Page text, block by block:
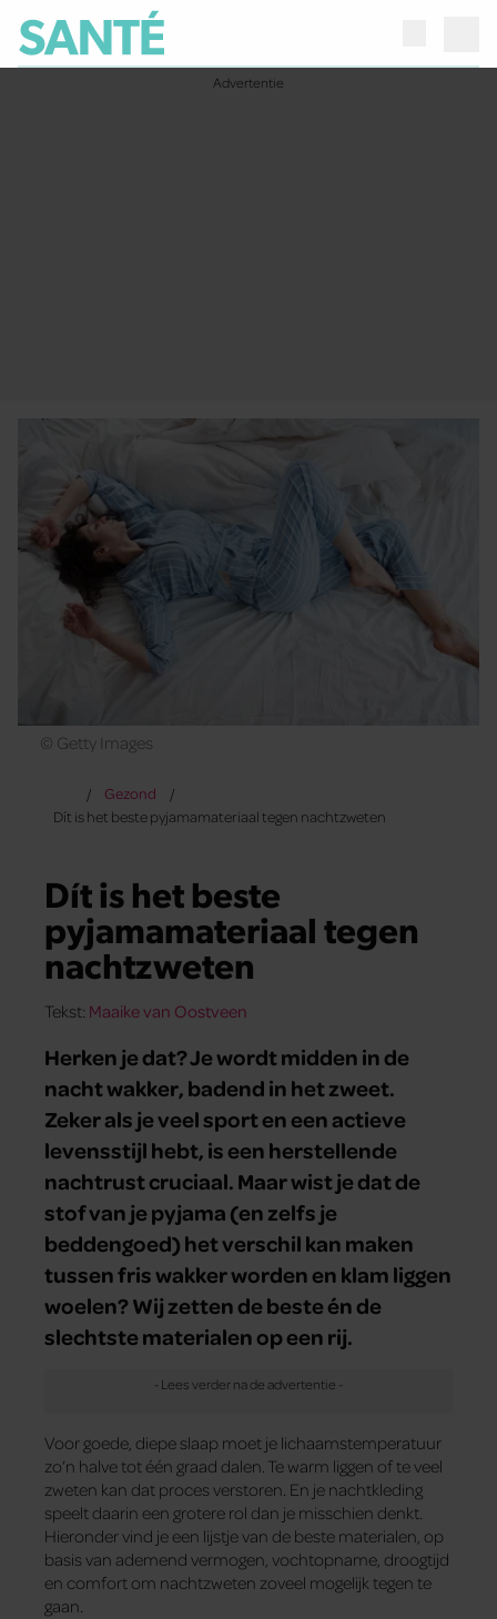
© Getty Images
Gezond
Dít is het beste pyjamamateriaal tegen nachtzweten
Dít is het beste
pyjamamateriaal tegen
nachtzweten
Tekst: Maaike van Oostveen
Herken je dat? Je wordt midden in de
nacht wakker, badend in het zweet.
Zeker als je veel sport en een actieve
levensstijl hebt, is een herstellende
nachtrust cruciaal. Maar wist je dat de
stof van je pyjama (en zelfs je
beddengoed) het verschil kan maken
tussen fris wakker worden en klam liggen
woelen? Wij zetten de beste én de
slechtste materialen op een rij.
Voor goede, diepe slaap moet je lichaamstemperatuur
zo’n halve tot één graad dalen. Te warm liggen of te veel
zweten kan dat proces verstoren. En je nachtkleding
speelt daarin een grotere rol dan je misschien denkt.
Hieronder vind je een lijstje van de beste materialen, op
basis van ademend vermogen, vochtopname, droogtijd
en comfort om nachtzweten zoveel mogelijk tegen te
gaan.